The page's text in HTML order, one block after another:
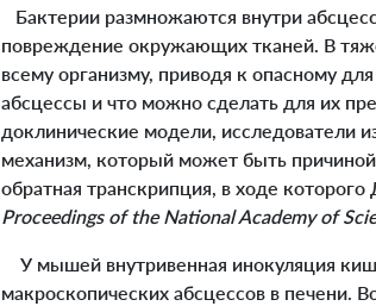
Бактерии размножаются внутри
повреждение окружающих тканей. В
всему организму, приводя к опасному
абсцессы и что можно сделать для их
доклинические модели, исследователи
механизм, который может быть причиной
обратная транскрипция, в ходе
Proceedings of the National Academy of
У мышей внутривенная инокуляция
макроскопических абсцессов в печени.